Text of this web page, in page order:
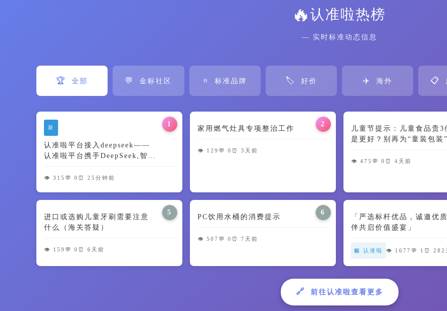
🔥认准啦热榜
— 实时标准动态信息
🏆 全部 💬 金标社区 ⭐ 标准品牌 🏷️ 好价 ✈️ 海外 📋
1
新
认准啦平台接入deepseek——
认准啦平台携手DeepSeek,智能
👁️ 315 💬 0 ⏰ 25分钟前
2
家用燃气灶具专项整治工作
👁️ 129 💬 0 ⏰ 3天前
儿童节提示：儿童食品贵3
是更好？别再为“童装包装
👁️ 475 💬 0 ⏰ 4天前
5
进口或选购儿童牙刷需要注意
什么（海关答疑）
👁️ 159 💬 0 ⏰ 6天前
6
PC饮用水桶的消费提示
👁️ 507 💬 0 ⏰ 7天前
「严选标杆优品，诚邀优
伴共启价值盛宴」
🏪 认准啦 👁️ 1677 💬 1 ⏰ 282
🔗 前往认准啦查看更多